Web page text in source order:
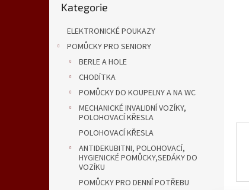
kategorie
Kategorie
ELEKTRONICKÉ POUKAZY
POMŮCKY PRO SENIORY
BERLE A HOLE
CHODÍTKA
POMŮCKY DO KOUPELNY A NA WC
MECHANICKÉ INVALIDNÍ VOZÍKY,
POLOHOVACÍ KŘESLA
POLOHOVACÍ KŘESLA
ANTIDEKUBITNI, POLOHOVACÍ,
HYGIENICKÉ POMŮCKY,SEDÁKY DO
VOZÍKU
POMŮCKY PRO DENNÍ POTŘEBU